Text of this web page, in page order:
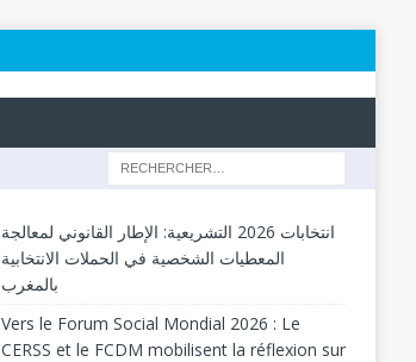
انتخابات 2026 التشريعية: الإطار القانوني لمعالجة
المعطيات الشخصية في الحملات الانتخابية
بالمغرب
Vers le Forum Social Mondial 2026 : Le
CERSS et le FCDM mobilisent la réflexion sur